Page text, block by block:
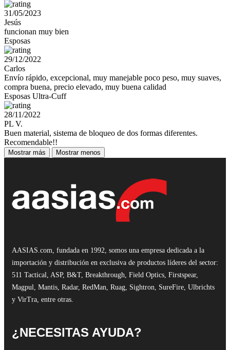
31/05/2023
Jesús
funcionan muy bien
Esposas
29/12/2022
Carlos
Envío rápido, excepcional, muy manejable poco peso, muy suaves,
compra buena, precio elevado, muy buena calidad
Esposas Ultra-Cuff
28/11/2022
PL V.
Buen material, sistema de bloqueo de dos formas diferentes.
Recomendable!!
Mostrar más Mostrar menos
AASIAS.com, fundada en 1992, somos una empresa dedicada a la
importación y distribución en exclusiva de productos líderes del sector:
511 Tactical, ASP, B&T, Breakthrough, Field Optics, Firstspear,
Magpul, Mantis, Radar, RedMan, Ruag, Sightron, SureFire, Ulbrichts
y VirTra, entre otras.
¿NECESITAS AYUDA?